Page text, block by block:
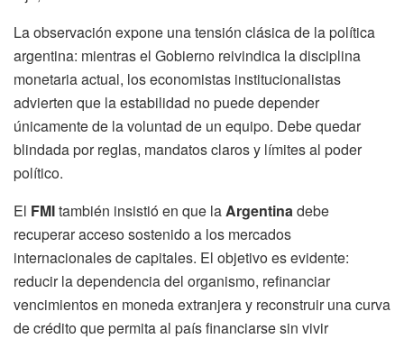
La observación expone una tensión clásica de la política
argentina: mientras el Gobierno reivindica la disciplina
monetaria actual, los economistas institucionalistas
advierten que la estabilidad no puede depender
únicamente de la voluntad de un equipo. Debe quedar
blindada por reglas, mandatos claros y límites al poder
político.
El FMItambién insistió en que laArgentinadebe
recuperar acceso sostenido a los mercados
internacionales de capitales. El objetivo es evidente:
reducir la dependencia del organismo, refinanciar
vencimientos en moneda extranjera y reconstruir una curva
de crédito que permita al país financiarse sin vivir